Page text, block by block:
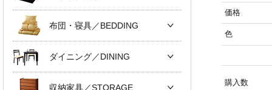
価格
色
購入数
布団・寝具／BEDDING
ダイニング／DINING
収納家具／STORAGE